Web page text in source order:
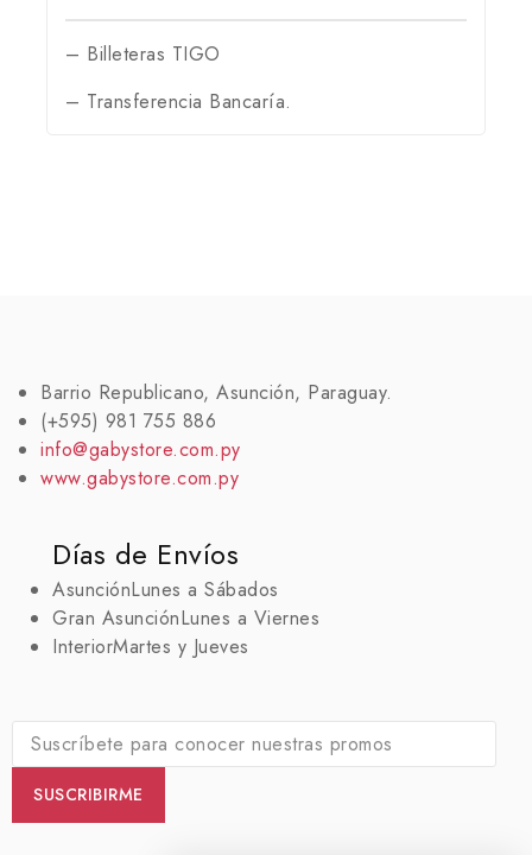
– Billeteras TIGO
– Transferencia Bancaría.
Barrio Republicano, Asunción, Paraguay.
(+595) 981 755 886
info@gabystore.com.py
www.gabystore.com.py
Días de Envíos
AsunciónLunes a Sábados
Gran AsunciónLunes a Viernes
InteriorMartes y Jueves